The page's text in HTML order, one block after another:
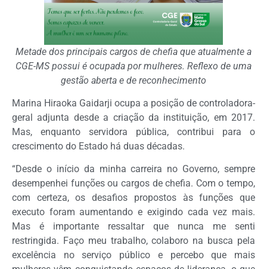
Metade dos principais cargos de chefia que atualmente a
CGE-MS possui é ocupada por mulheres. Reflexo de uma
gestão aberta e de reconhecimento
Marina Hiraoka Gaidarji ocupa a posição de controladora-
geral adjunta desde a criação da instituição, em 2017.
Mas, enquanto servidora pública, contribui para o
crescimento do Estado há duas décadas.
“Desde o início da minha carreira no Governo, sempre
desempenhei funções ou cargos de chefia. Com o tempo,
com certeza, os desafios propostos às funções que
executo foram aumentando e exigindo cada vez mais.
Mas é importante ressaltar que nunca me senti
restringida. Faço meu trabalho, colaboro na busca pela
excelência no serviço público e percebo que mais